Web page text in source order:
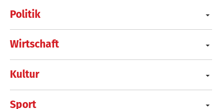
Politik
Wirtschaft
Kultur
Sport